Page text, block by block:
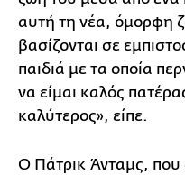
αυτή τη νέα, όμορφη
βασίζονται σε
παιδιά με τα οποία
να είμαι καλός
καλύτερος», είπε.
Ο Πάτρικ Άνταμς,